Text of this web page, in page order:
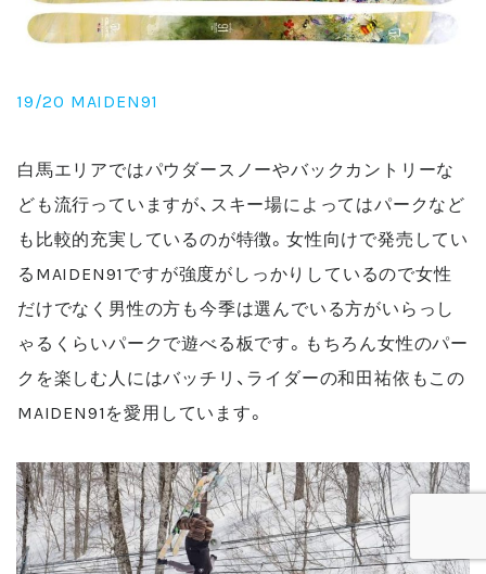
19/20 MAIDEN91
白馬エリアではパウダースノーやバックカントリーな
ども流行っていますが、スキー場によってはパークなど
も比較的充実しているのが特徴。女性向けで発売してい
るMAIDEN91ですが強度がしっかりしているので女性
だけでなく男性の方も今季は選んでいる方がいらっし
ゃるくらいパークで遊べる板です。もちろん女性のパー
クを楽しむ人にはバッチリ、ライダーの和田祐依もこの
MAIDEN91を愛用しています。